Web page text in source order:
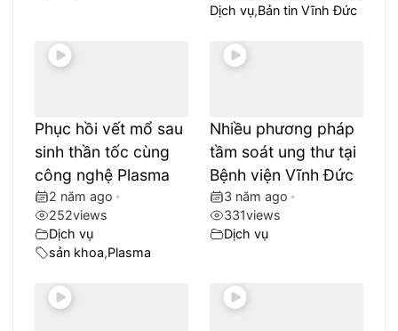
Dịch vụ,Bản tin Vĩnh Đức
Phục hồi vết mổ sau
sinh thần tốc cùng
công nghệ Plasma
2 năm ago •
252views
Dịch vụ
sản khoa,Plasma
Nhiều phương pháp
tầm soát ung thư tại
Bệnh viện Vĩnh Đức
3 năm ago •
331views
Dịch vụ